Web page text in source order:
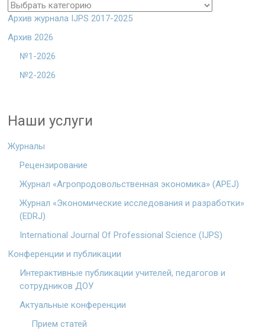
Архив журнала IJPS 2017-2025
Архив 2026
№1-2026
№2-2026
Наши услуги
Журналы
Рецензирование
Журнал «Агропродовольственная экономика» (APEJ)
Журнал «Экономические исследования и разработки»
(EDRJ)
International Journal Of Professional Science (IJPS)
Конференции и публикации
Интерактивные публикации учителей, педагогов и
сотрудников ДОУ
Актуальные конференции
Прием статей